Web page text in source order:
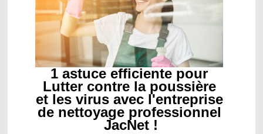
1 astuce efficiente pour
Lutter contre la poussière
et les virus avec l'entreprise
de nettoyage professionnel
JacNet !